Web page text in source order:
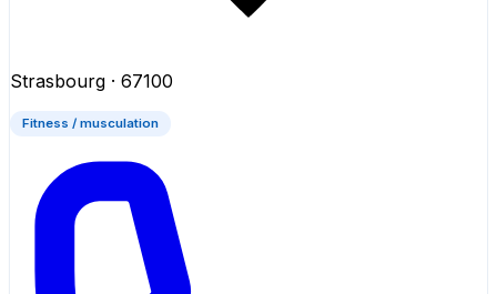
Strasbourg · 67100
Fitness / musculation